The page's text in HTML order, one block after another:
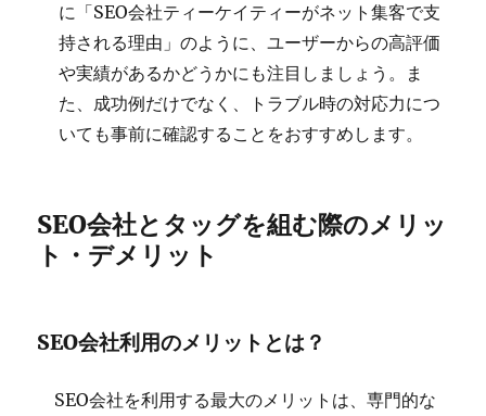
に「SEO会社ティーケイティーがネット集客で支
持される理由」のように、ユーザーからの高評価
や実績があるかどうかにも注目しましょう。ま
た、成功例だけでなく、トラブル時の対応力につ
いても事前に確認することをおすすめします。
SEO会社とタッグを組む際のメリッ
ト・デメリット
SEO会社利用のメリットとは？
SEO会社を利用する最大のメリットは、専門的な